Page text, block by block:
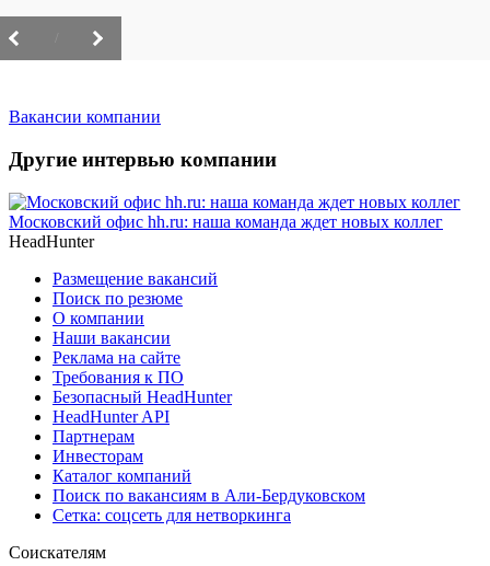
Вакансии компании
Другие интервью компании
Московский офис hh.ru: наша команда ждет новых коллег
HeadHunter
Размещение вакансий
Поиск по резюме
О компании
Наши вакансии
Реклама на сайте
Требования к ПО
Безопасный HeadHunter
HeadHunter API
Партнерам
Инвесторам
Каталог компаний
Поиск по вакансиям в Али-Бердуковском
Сетка: соцсеть для нетворкинга
Соискателям